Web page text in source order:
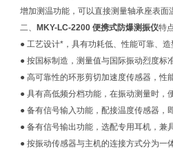
增加测温功能，可以直接测量轴承座表面
二、
MKY-LC-2200 便携式防爆测振仪特
● 工艺设计*，具有功耗低、性能可靠、
● 按国标制造，测量值与国际振动烈度标
● 高可靠性的环形剪切加速度传感器，性
● 具有高低频分档功能，在振动测量时，
● 备有信号输入功能，配接温度传感器，
● 备有信号输出功能，选配专用耳机，
● 按振动传感器与主机的连接方式分为一